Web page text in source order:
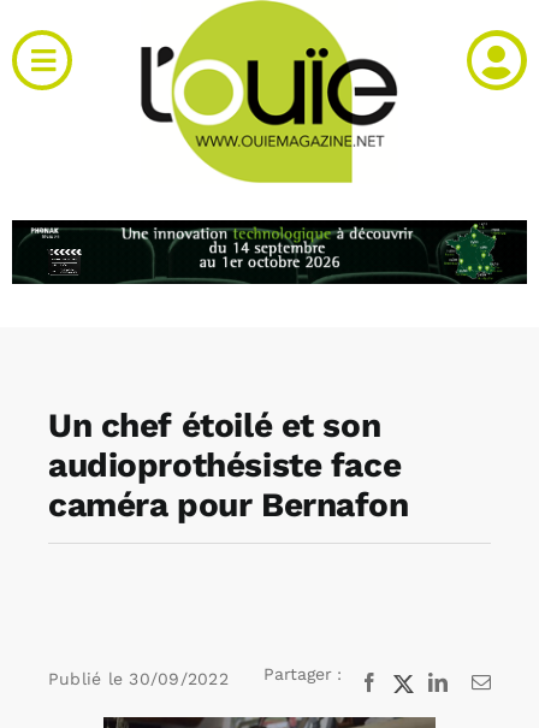
au
contenu
Toggle
Navigation
RH et emploi
Agenda
Annonces emploi
Un chef étoilé et son
audioprothésiste face
caméra pour Bernafon
Publié le 30/09/2022 Partager : Facebook
X LinkedInEmail